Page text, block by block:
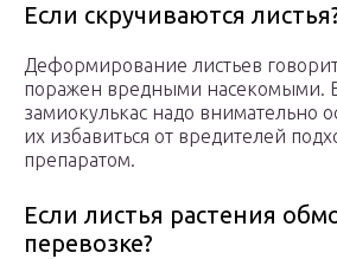
Если скручиваются
Деформирование листьев
поражен вредными насекомыми. В
замиокулькас надо внимательно
их избавиться от вредителей
препаратом.
Если листья растения
перевозке?